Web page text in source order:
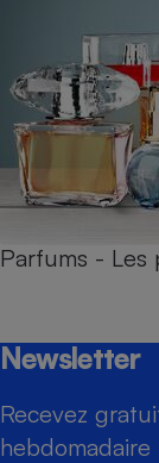
Parfums - Les
Newsletter
Recevez